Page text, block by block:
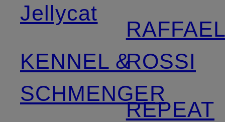
Jellycat
KENNEL &
SCHMENGER
ROSSI
REPEAT